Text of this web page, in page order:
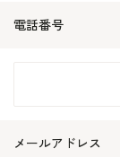
電話番号
メールアドレス